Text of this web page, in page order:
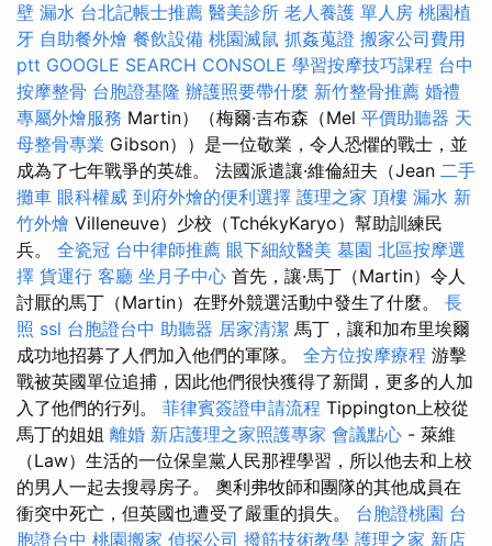
壁 漏水 台北記帳士推薦 醫美診所 老人養護 單人房 桃園植
牙 自助餐外燴 餐飲設備 桃園滅鼠 抓姦蒐證 搬家公司費用
ptt GOOGLE SEARCH CONSOLE 學習按摩技巧課程 台中
按摩整骨 台胞證基隆 辦護照要帶什麼 新竹整骨推薦 婚禮
專屬外燴服務 Martin）（梅爾·吉布森（Mel 平價助聽器 天
母整骨專業 Gibson））是一位敬業，令人恐懼的戰士，並
成為了七年戰爭的英雄。 法國派遣讓·維倫紐夫（Jean 二手
攤車 眼科權威 到府外燴的便利選擇 護理之家 頂樓 漏水 新
竹外燴 Villeneuve）少校（TchékyKaryo）幫助訓練民
兵。 全瓷冠 台中律師推薦 眼下細紋醫美 墓園 北區按摩選
擇 貨運行 客廳 坐月子中心 首先，讓·馬丁（Martin）令人
討厭的馬丁（Martin）在野外競選活動中發生了什麼。 長
照 ssl 台胞證台中 助聽器 居家清潔 馬丁，讓和加布里埃爾
成功地招募了人們加入他們的軍隊。 全方位按摩療程 游擊
戰被英國單位追捕，因此他們很快獲得了新聞，更多的人加
入了他們的行列。 菲律賓簽證申請流程 Tippington上校從
馬丁的姐姐 離婚 新店護理之家照護專家 會議點心 - 萊維
（Law）生活的一位保皇黨人民那裡學習，所以他去和上校
的男人一起去搜尋房子。 奧利弗牧師和團隊的其他成員在
衝突中死亡，但英國也遭受了嚴重的損失。 台胞證桃園 台
胞證台中 桃園搬家 偵探公司 撥筋技術教學 護理之家 新店